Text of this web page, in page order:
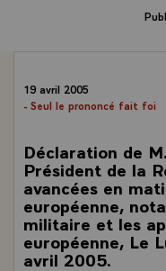
19 avril 2005
- Seul le prononcé fait foi
Déclaration de
Président de la
avancées en
européenne,
militaire et les
européenne, Le
avril 2005.